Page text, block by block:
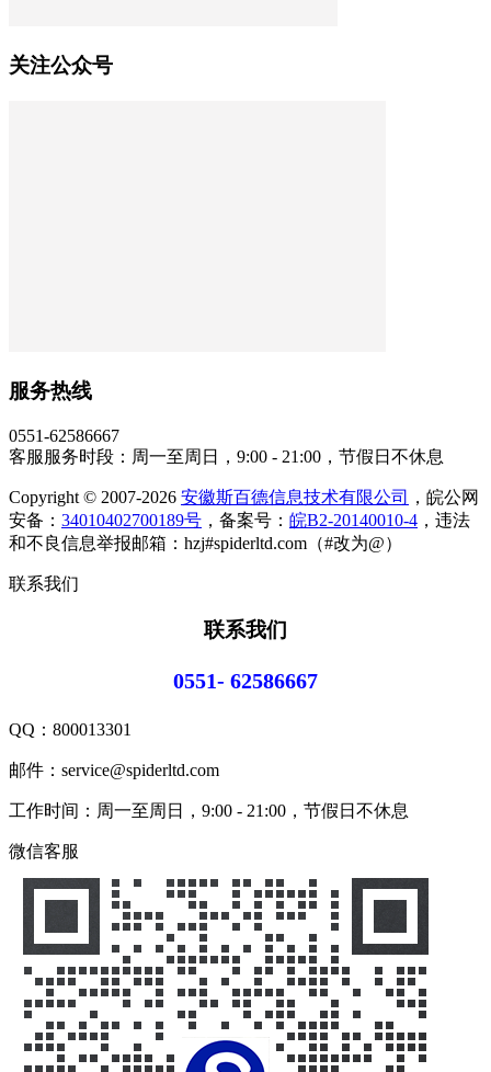
关注公众号
服务热线
0551-62586667
客服服务时段：周一至周日，9:00 - 21:00，节假日不休息
Copyright © 2007-2026 安徽斯百德信息技术有限公司
，皖公网
安备： 34010402700189号 ，备案号： 皖B2-20140010-4 ，违法
和不良信息举报邮箱：hzj#spiderltd.com（#改为@）
联系我们
联系我们
0551- 62586667
QQ： 800013301
邮件：service@spiderltd.com
工作时间：周一至周日，9:00 - 21:00，节假日不休息
微信客服